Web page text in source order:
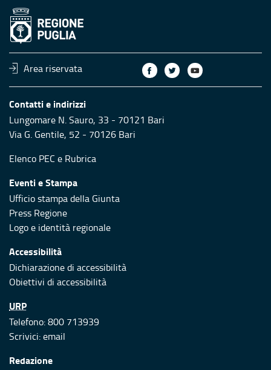
Area riservata
Contatti e indirizzi
Lungomare N. Sauro, 33 - 70121 Bari
Via G. Gentile, 52 - 70126 Bari
Elenco PEC e Rubrica
Eventi e Stampa
Ufficio stampa della Giunta
Press Regione
Logo e identità regionale
Accessibilità
Dichiarazione di accessibilità
Obiettivi di accessibilità
URP
Telefono: 800 713939
Scrivici:email
Redazione